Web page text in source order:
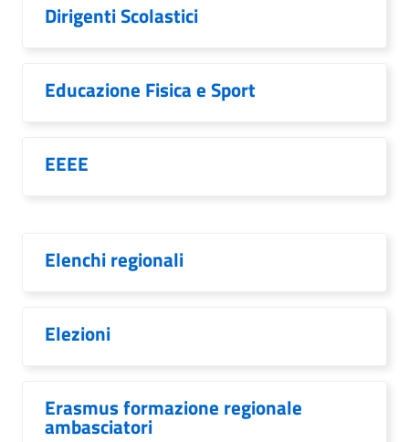
Dirigenti Scolastici
Educazione Fisica e Sport
EEEE
Elenchi regionali
Elezioni
Erasmus formazione regionale
ambasciatori